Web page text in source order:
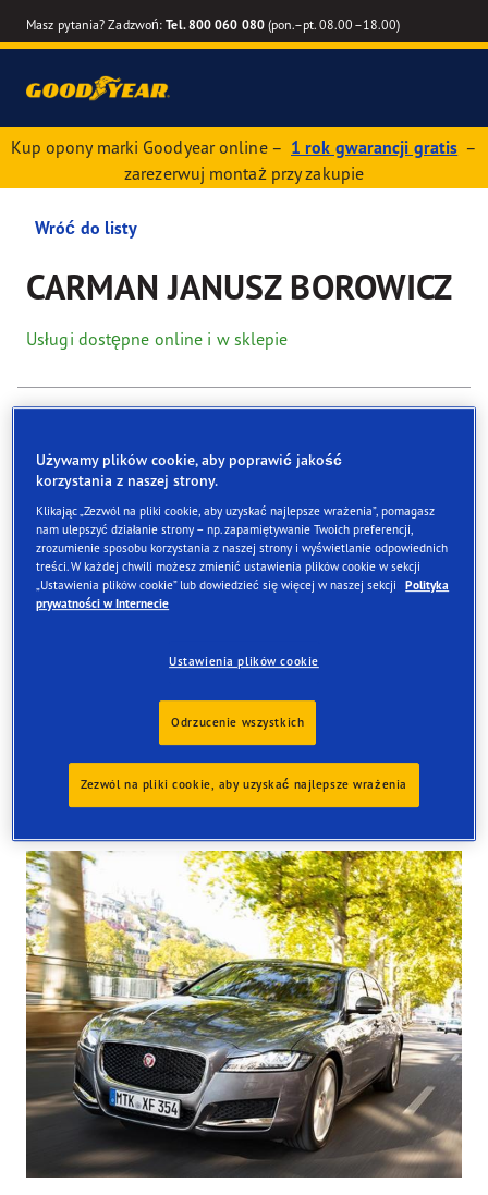
Masz pytania? Zadzwoń:Tel. 800 060 080(pon.–pt. 08.00–18.00)
Kup opony marki Goodyear online – 1 rok gwarancji gratis –
zarezerwuj montaż przy zakupie
Wróć do listy
CARMAN JANUSZ BOROWICZ
Usługi dostępne online i w sklepie
Znajdź opony
Tyres available at the store
Używamy plików cookie, aby poprawić jakość
korzystania z naszej strony.
Klikając „Zezwól na pliki cookie, aby uzyskać najlepsze wrażenia”, pomagasz
nam ulepszyć działanie strony – np. zapamiętywanie Twoich preferencji,
zrozumienie sposobu korzystania z naszej strony i wyświetlanie odpowiednich
treści. W każdej chwili możesz zmienić ustawienia plików cookie w sekcji
„Ustawienia plików cookie” lub dowiedzieć się więcej w naszej sekcji
Polityka
prywatności w Internecie
Ustawienia plików cookie
Odrzucenie wszystkich
Zezwól na pliki cookie, aby uzyskać najlepsze wrażenia